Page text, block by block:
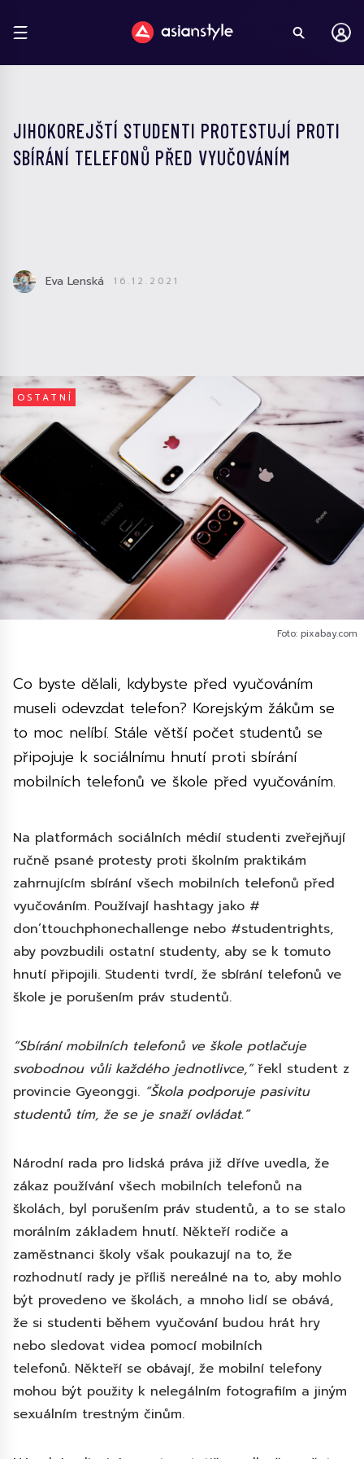
JIHOKOREJŠTÍ STUDENTI PROTESTUJÍ PROTI
SBÍRÁNÍ TELEFONŮ PŘED VYUČOVÁNÍM
Eva Lenská 16.12.2021
OSTATNÍ
Foto: pixabay.com
Co byste dělali, kdybyste před vyučováním
museli odevzdat telefon? Korejským žákům se
to moc nelíbí. Stále větší počet studentů se
připojuje k sociálnímu hnutí proti sbírání
mobilních telefonů ve škole před vyučováním.
Na platformách sociálních médií studenti zveřejňují
ručně psané protesty proti školním praktikám
zahrnujícím sbírání všech mobilních telefonů před
vyučováním. Používají hashtagy jako #
don’ttouchphonechallenge nebo #studentrights,
aby povzbudili ostatní studenty, aby se k tomuto
hnutí připojili. Studenti tvrdí, že sbírání telefonů ve
škole je porušením práv studentů.
“Sbírání mobilních telefonů ve škole potlačuje
svobodnou vůli každého jednotlivce,”řekl student z
provincie Gyeonggi. “Škola podporuje pasivitu
studentů tím, že se je snaží ovládat.”
Národní rada pro lidská práva již dříve uvedla, že
zákaz používání všech mobilních telefonů na
školách, byl porušením práv studentů, a to se stalo
morálním základem hnutí. Někteří rodiče a
zaměstnanci školy však poukazují na to, že
rozhodnutí rady je příliš nereálné na to, aby mohlo
být provedeno ve školách, a mnoho lidí se obává,
že si studenti během vyučování budou hrát hry
nebo sledovat videa pomocí mobilních
telefonů. Někteří se obávají, že mobilní telefony
mohou být použity k nelegálním fotografiím a jiným
sexuálním trestným činům.